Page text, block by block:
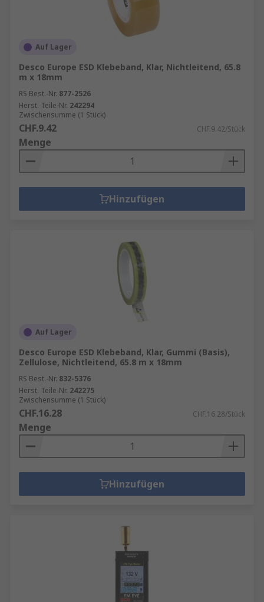
Auf Lager
Desco Europe ESD Klebeband, Klar, Nichtleitend, 65.8
m x 18mm
RS Best.-Nr. 877-2526
Herst. Teile-Nr. 242294
Zwischensumme (1 Stück)
CHF.9.42 CHF.9.42/Stück
Menge
Hinzufügen
Auf Lager
Desco Europe ESD Klebeband, Klar, Gummi (Basis),
Zellulose, Nichtleitend, 65.8 m x 18mm
RS Best.-Nr. 832-5376
Herst. Teile-Nr. 242275
Zwischensumme (1 Stück)
CHF.16.28 CHF.16.28/Stück
Menge
Hinzufügen